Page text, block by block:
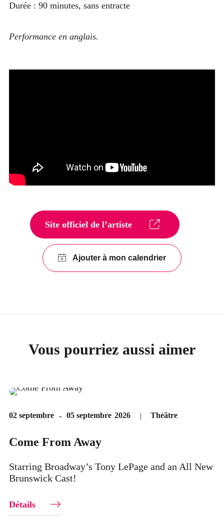
Durée : 90 minutes, sans entracte
Performance en anglais.
Site officiel de l’artiste
Vous pourriez aussi aimer
02 septembre 05 septembre 2026 Théâtre
Come From Away
Starring Broadway’s Tony LePage and an All New
Brunswick Cast!
Détails